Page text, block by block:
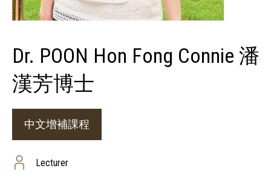
Dr. POON Hon Fong Connie 潘
漢芳博士
中文增補課程
Lecturer